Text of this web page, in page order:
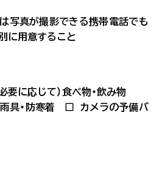
写真が撮影できる携帯電話でも
に用意すること
に応じて）食べ物・飲み物
雨具・防寒着 □ カメラの予備バ